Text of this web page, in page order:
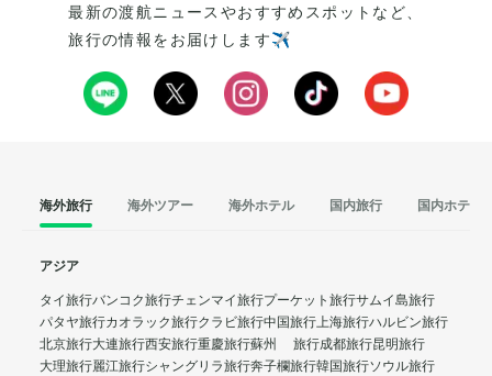
最新の渡航ニュースやおすすめスポットなど、
旅行の情報をお届けします✈️
海外旅行 海外ツアー 海外ホテル 国内旅行 国内ホテル
アジア
タイ旅行バンコク旅行チェンマイ旅行プーケット旅行サムイ島旅行
パタヤ旅行カオラック旅行クラビ旅行中国旅行上海旅行ハルビン旅行
北京旅行大連旅行西安旅行重慶旅行蘇州 旅行成都旅行昆明旅行
大理旅行麗江旅行シャングリラ旅行奔子欄旅行韓国旅行ソウル旅行